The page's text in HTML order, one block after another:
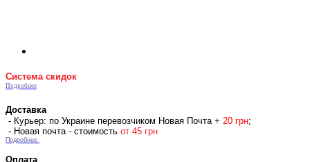
Система скидок
Подробнее
Доставка
- Курьер: по Украине перевозчиком Новая Почта + 20 грн;
- Новая почта - стоимость от 45 грн
Подробнее
Оплата